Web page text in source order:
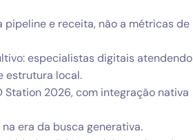
pipeline e receita, não a métricas de
especialistas digitais atendendo
estrutura local.
Station 2026, com integração nativa
na era da busca generativa.